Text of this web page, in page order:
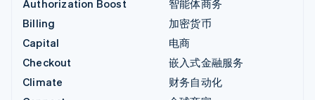
Authorization Boost
Billing
Capital
Checkout
Climate
智能体商务
加密货币
电商
嵌入式金融服务
财务自动化